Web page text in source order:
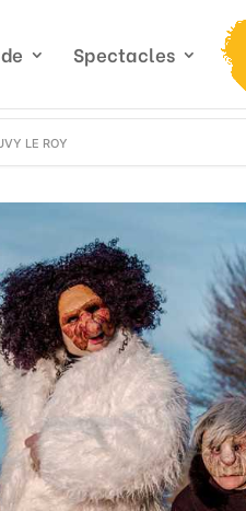
Spectacles
LE ROY